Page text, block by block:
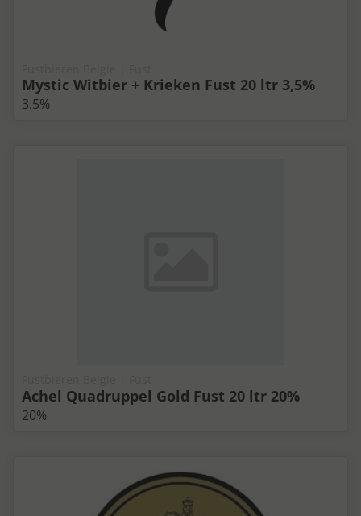
Mystic Witbier + Krieken Fust 20 ltr 3,5%
3.5%
Achel Quadruppel Gold Fust 20 ltr 20%
20%